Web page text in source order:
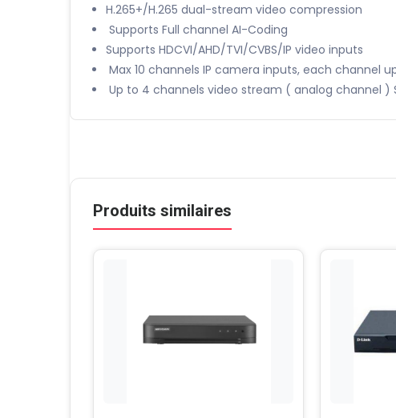
H.265+/H.265 dual-stream video compression
Supports Full channel AI-Coding
Supports HDCVI/AHD/TVI/CVBS/IP video inputs
Max 10 channels IP camera inputs, each channel
Up to 4 channels video stream ( analog channel )
Produits similaires